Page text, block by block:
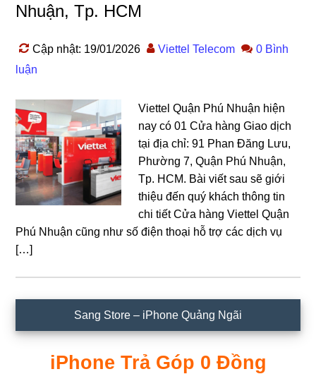
Nhuận, Tp. HCM
Cập nhật: 19/01/2026 Viettel Telecom
0 Bình
luận
Viettel Quận Phú Nhuận hiện
nay có 01 Cửa hàng Giao dịch
tại địa chỉ: 91 Phan Đăng Lưu,
Phường 7, Quận Phú Nhuận,
Tp. HCM. Bài viết sau sẽ giới
thiệu đến quý khách thông tin
chi tiết Cửa hàng Viettel Quận
Phú Nhuận cũng như số điện thoại hỗ trợ các dịch vụ
[…]
chính
Sang Store – iPhone Quảng Ngãi
iPhone Trả Góp 0 Đồng